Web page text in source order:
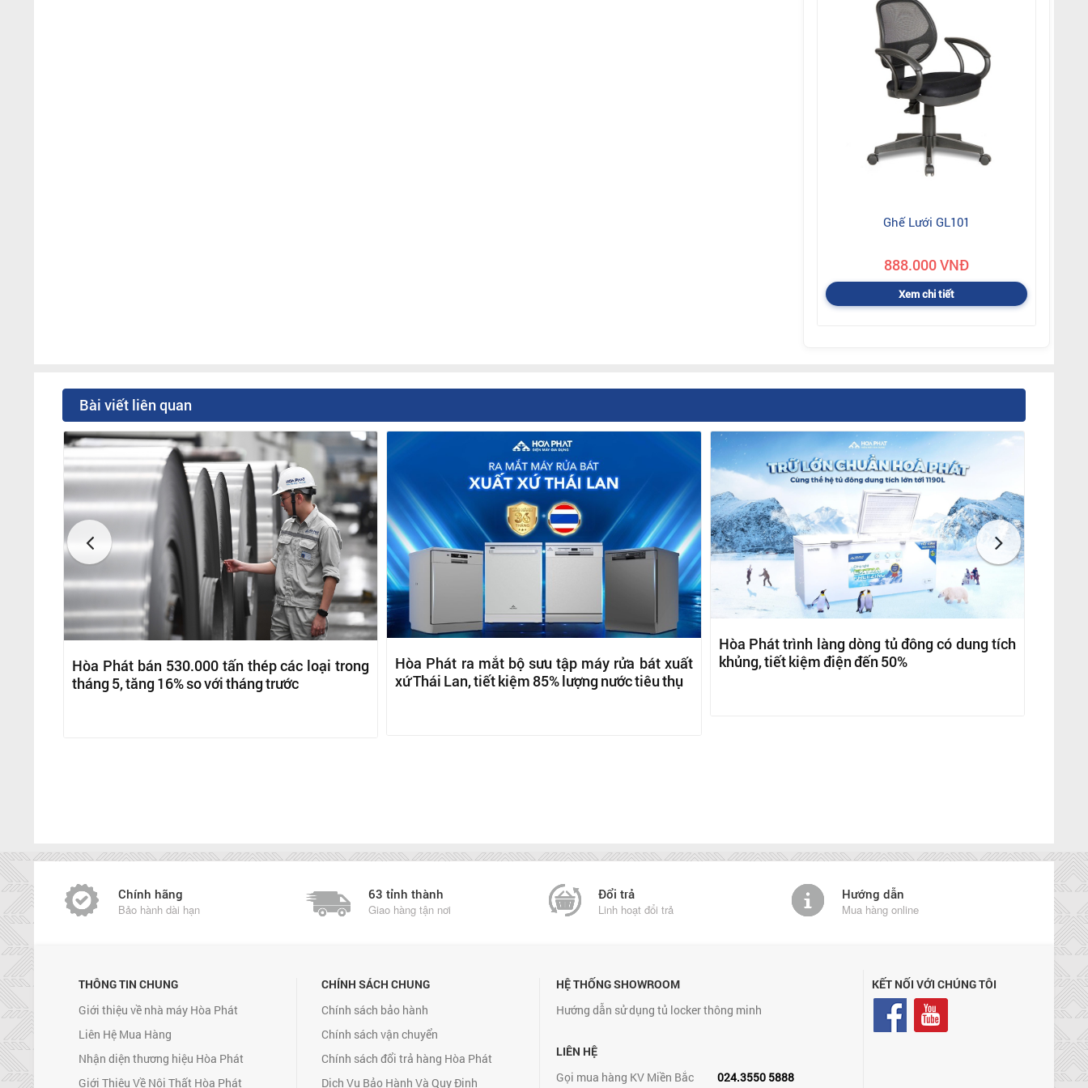
Ghế Lưới GL101
888.000 VNĐ
Xem chi tiết
Bài viết liên quan
Hòa Phát bán 530.000 tấn thép các loại trong
tháng 5, tăng 16% so với tháng trước
Hòa Phát ra mắt bộ sưu tập máy rửa bát xuất
xứ Thái Lan, tiết kiệm 85% lượng nước tiêu thụ
Hòa Phát trình làng dòng tủ đông có dung tích
khủng, tiết kiệm điện đến 50%
Chính hãng
Bảo hành dài hạn
63 tỉnh thành
Giao hàng tận nơi
Đổi trả
Linh hoạt đổi trả
Hướng dẫn
Mua hàng online
THÔNG TIN CHUNG
Giới thiệu về nhà máy Hòa Phát
Liên Hệ Mua Hàng
Nhận diện thương hiệu Hòa Phát
Giới Thiệu Về Nội Thất Hòa Phát
CHÍNH SÁCH CHUNG
Chính sách bảo hành
Chính sách vận chuyển
Chính sách đổi trả hàng Hòa Phát
Dịch Vụ Bảo Hành Và Quy Định
HỆ THỐNG SHOWROOM
Hướng dẫn sử dụng tủ locker thông minh
LIÊN HỆ
Gọi mua hàng KV Miền Bắc
024.3550 5888
KẾT NỐI VỚI CHÚNG TÔI